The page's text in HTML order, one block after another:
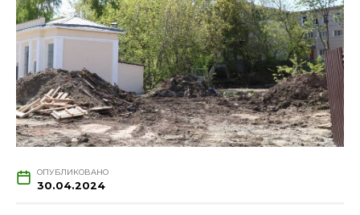
ОПУБЛИКОВАНО
30.04.2024